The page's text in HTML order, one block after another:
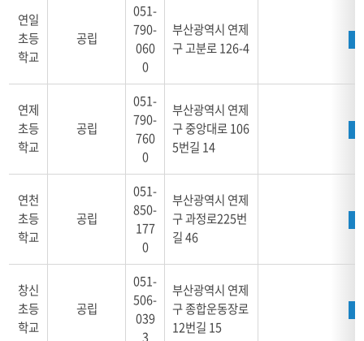
연일
초등
학교
공립
051-
790-
060
0
부산광역시 연제
구 고분로 126-4
연제
초등
학교
공립
051-
790-
760
0
부산광역시 연제
구 중앙대로 106
5번길 14
연천
초등
학교
공립
051-
850-
177
0
부산광역시 연제
구 과정로225번
길 46
창신
초등
학교
공립
051-
506-
039
3
부산광역시 연제
구 종합운동장로
12번길 15